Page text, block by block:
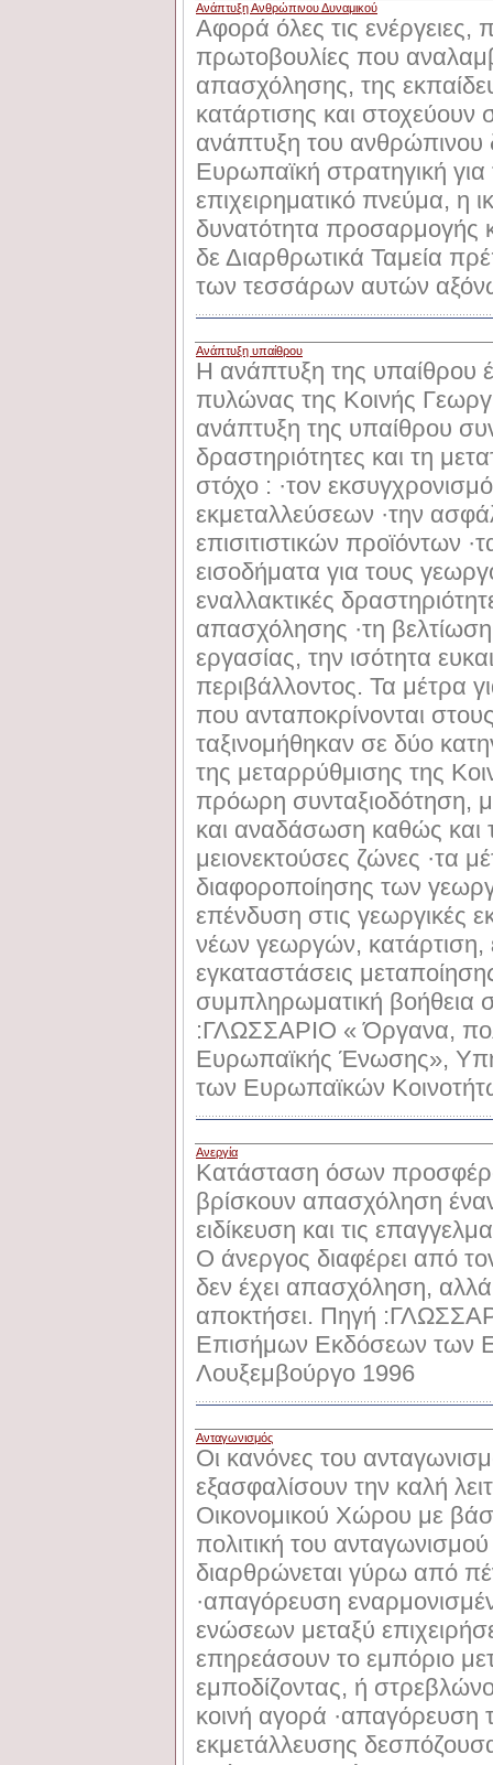
Ανάπτυξη Ανθρώπινου Δυναμικού
Αφορά όλες τις
πρωτοβουλίες που
απασχόλησης, της
κατάρτισης και
ανάπτυξη του
Ευρωπαϊκή στρατηγική
επιχειρηματικό πνεύμα, η
δυνατότητα προσαρμογής
δε Διαρθρωτικά Ταμεία
των τεσσάρων αυτών
Ανάπτυξη υπαίθρου
Η ανάπτυξη της υπαίθρου
πυλώνας της Κοινής
ανάπτυξη της υπαίθρου
δραστηριότητες και τη
στόχο : ·τον
εκμεταλλεύσεων ·την
επισιτιστικών προϊόντων
εισοδήματα για τους
εναλλακτικές
απασχόλησης ·τη
εργασίας, την ισότητα
περιβάλλοντος. Τα μέτρα
που ανταποκρίνονται
ταξινομήθηκαν σε δύο
της μεταρρύθμισης της
πρόωρη συνταξιοδότηση,
και αναδάσωση καθώς και
μειονεκτούσες ζώνες ·τα
διαφοροποίησης των
επένδυση στις γεωργικές
νέων γεωργών, κατάρτιση,
εγκαταστάσεις
συμπληρωματική βοήθεια
:ΓΛΩΣΣAPIO « Όργανα,
Ευρωπαϊκής Ένωσης»,
των Ευρωπαϊκών
Ανεργία
Κατάσταση όσων
βρίσκουν απασχόληση
ειδίκευση και τις
Ο άνεργος διαφέρει από
δεν έχει απασχόληση, αλλά
αποκτήσει. Πηγή
Επισήμων Εκδόσεων των
Λουξεμβούργο 1996
Ανταγωνισμός
Οι κανόνες του
εξασφαλίσουν την καλή
Οικονομικού Χώρου με
πολιτική του
διαρθρώνεται γύρω από
·απαγόρευση
ενώσεων μεταξύ
επηρεάσουν το εμπόριο
εμποδίζοντας, ή
κοινή αγορά ·απαγόρευση
εκμετάλλευσης